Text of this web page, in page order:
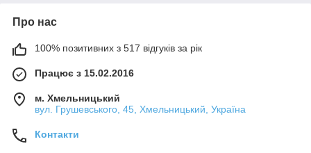
Про нас
100% позитивних з 517 відгуків за рік
Працює з 15.02.2016
м. Хмельницький
вул. Грушевського, 45, Хмельницький, Україна
Контакти